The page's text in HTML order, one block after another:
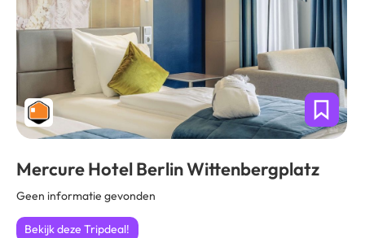
Mercure Hotel Berlin Wittenbergplatz
Geen informatie gevonden
Bekijk deze Tripdeal!